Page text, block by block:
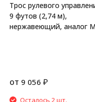
Трос рулевого
9 футов (2,74 м),
нержавеющий, аналог
от 9 056 ₽
Осталось 2 шт.